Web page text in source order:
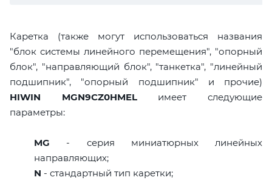
Каретка (также могут использоваться названия
"блок системы линейного перемещения", "опорный
блок", "направляющий блок", "танкетка", "линейный
подшипник", "опорный подшипник" и прочие)
HIWIN MGN9CZ0HMELимеет следующие
параметры:
MG - серия миниатюрных линейных
направляющих;
N - стандартный тип каретки;